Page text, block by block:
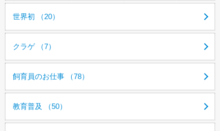
世界初 （20）
クラゲ （7）
飼育員のお仕事 （78）
教育普及 （50）